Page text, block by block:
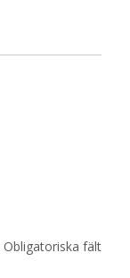
Obligatoriska fält